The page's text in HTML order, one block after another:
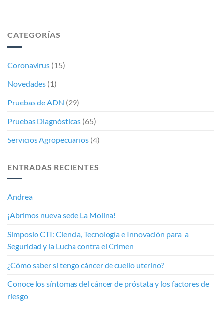
CATEGORÍAS
Coronavirus (15)
Novedades (1)
Pruebas de ADN (29)
Pruebas Diagnósticas (65)
Servicios Agropecuarios (4)
ENTRADAS RECIENTES
Andrea
¡Abrimos nueva sede La Molina!
Simposio CTI: Ciencia, Tecnología e Innovación para la
Seguridad y la Lucha contra el Crimen
¿Cómo saber si tengo cáncer de cuello uterino?
Conoce los síntomas del cáncer de próstata y los factores de
riesgo